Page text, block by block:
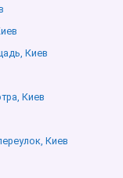
Киев
Киев
Киев